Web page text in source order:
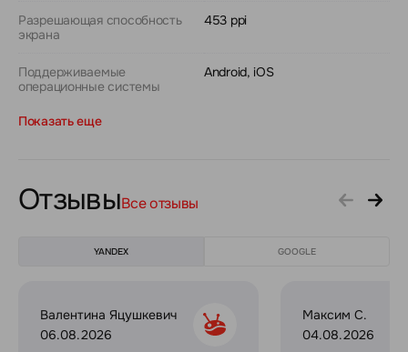
Разрешающая способность
экрана
453 ppi
Поддерживаемые
операционные системы
Android, iOS
Показать еще
ОтзывыВсе отзывы
YANDEX GOOGLE
Валентина Яцушкевич
06.08.2026
Максим С.
04.08.2026